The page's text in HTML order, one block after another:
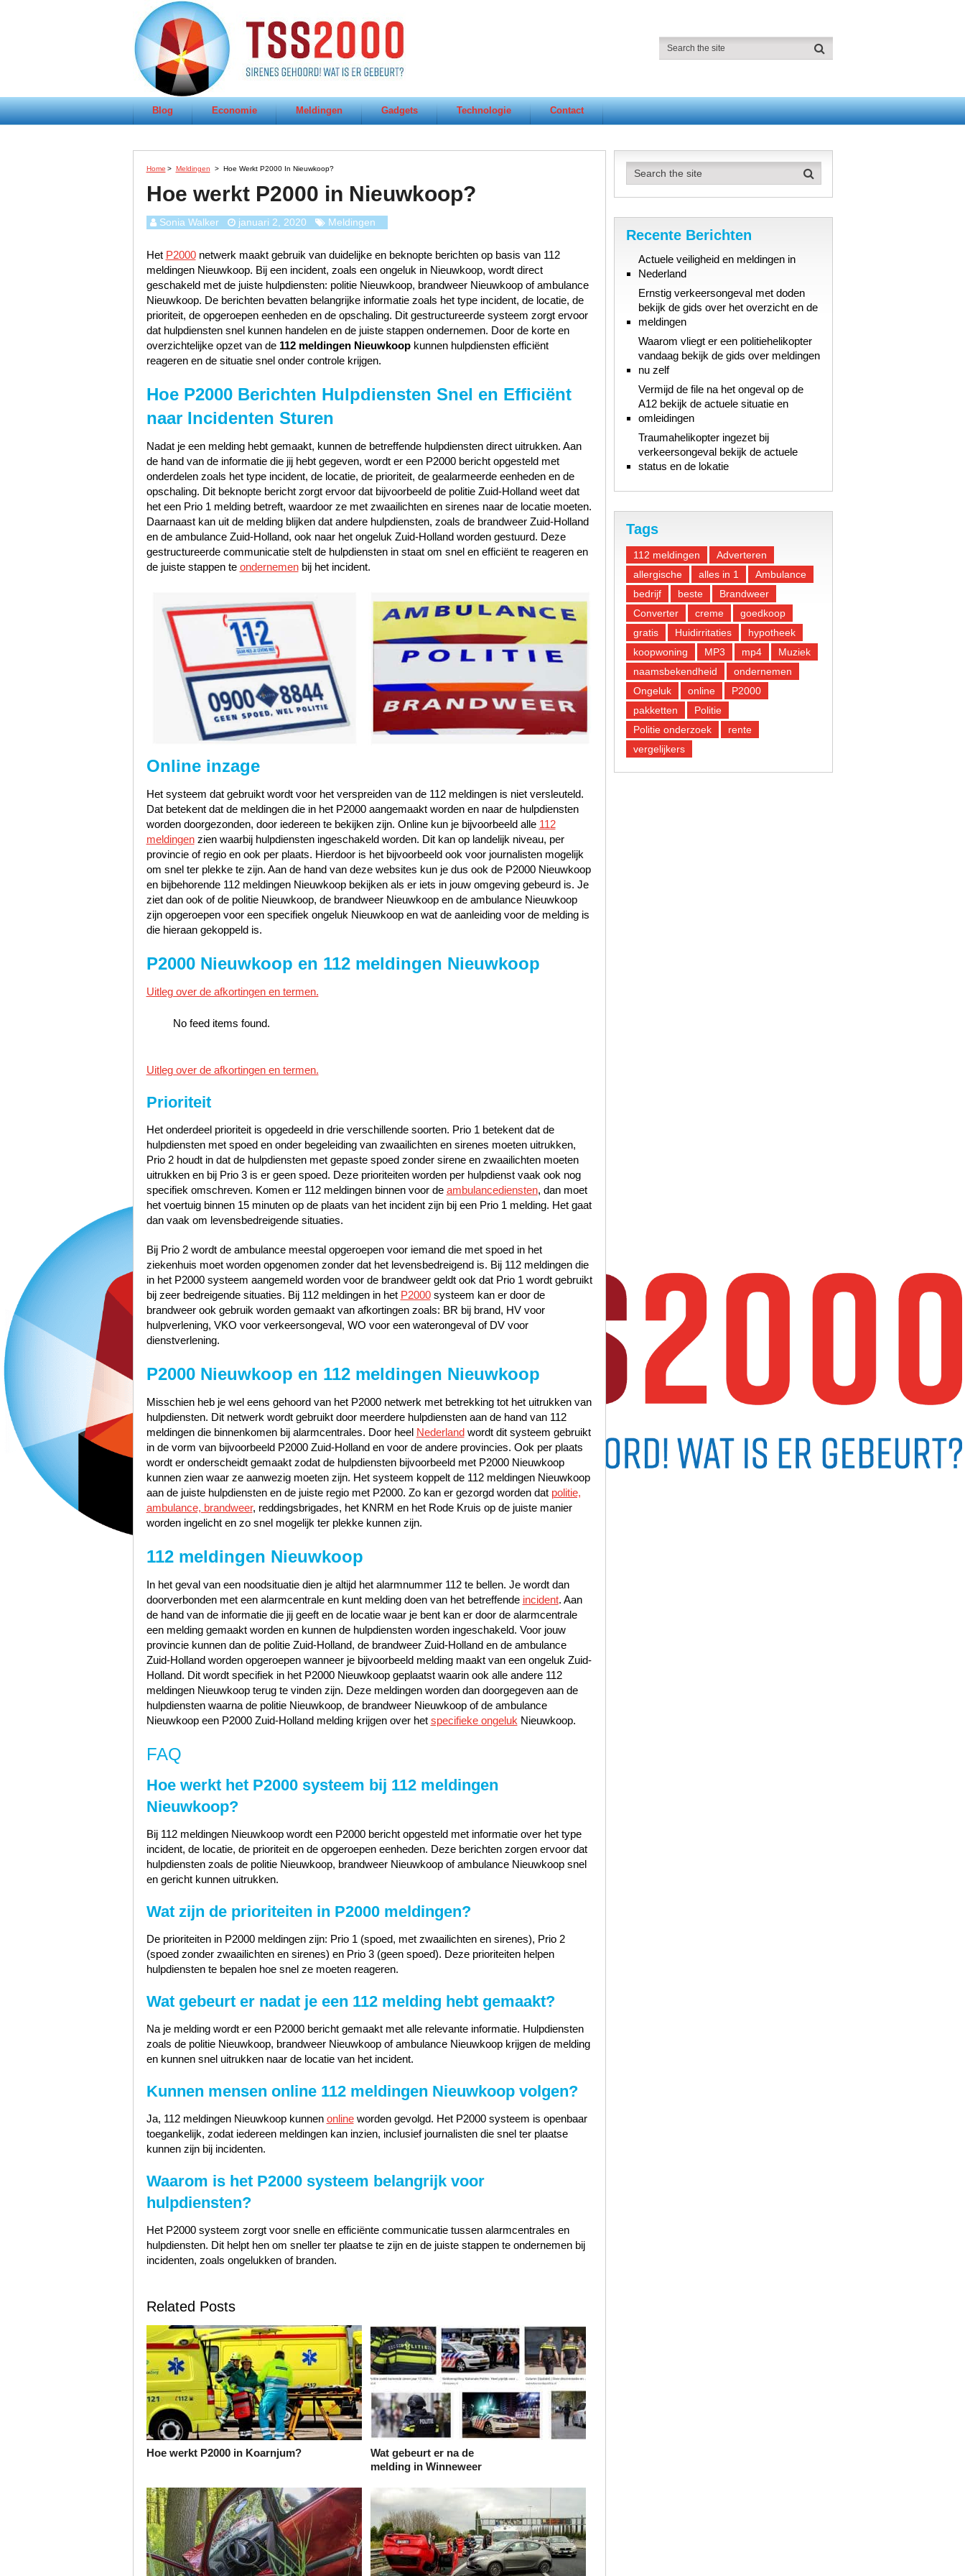
Blog Economie Meldingen Gadgets Technologie Contact
Home > Meldingen > Hoe Werkt P2000 In Nieuwkoop?
Hoe werkt P2000 in Nieuwkoop?
Sonia Walker januari 2, 2020 Meldingen
Het P2000netwerk maakt gebruik van duidelijke en beknopte berichten op basis van 112
meldingen Nieuwkoop. Bij een incident, zoals een ongeluk in Nieuwkoop, wordt direct
geschakeld met de juiste hulpdiensten: politie Nieuwkoop, brandweer Nieuwkoop of ambulance
Nieuwkoop. De berichten bevatten belangrijke informatie zoals het type incident, de locatie, de
prioriteit, de opgeroepen eenheden en de opschaling. Dit gestructureerde systeem zorgt ervoor
dat hulpdiensten snel kunnen handelen en de juiste stappen ondernemen. Door de korte en
overzichtelijke opzet van de 112 meldingen Nieuwkoopkunnen hulpdiensten efficiënt
reageren en de situatie snel onder controle krijgen.
Hoe P2000 Berichten Hulpdiensten Snel en Efficiënt
naar Incidenten Sturen
Nadat je een melding hebt gemaakt, kunnen de betreffende hulpdiensten direct uitrukken. Aan
de hand van de informatie die jij hebt gegeven, wordt er een P2000 bericht opgesteld met
onderdelen zoals het type incident, de locatie, de prioriteit, de gealarmeerde eenheden en de
opschaling. Dit beknopte bericht zorgt ervoor dat bijvoorbeeld de politie Zuid-Holland weet dat
het een Prio 1 melding betreft, waardoor ze met zwaailichten en sirenes naar de locatie moeten.
Daarnaast kan uit de melding blijken dat andere hulpdiensten, zoals de brandweer Zuid-Holland
en de ambulance Zuid-Holland, ook naar het ongeluk Zuid-Holland worden gestuurd. Deze
gestructureerde communicatie stelt de hulpdiensten in staat om snel en efficiënt te reageren en
de juiste stappen te ondernemenbij het incident.
Online inzage
Het systeem dat gebruikt wordt voor het verspreiden van de 112 meldingen is niet versleuteld.
Dat betekent dat de meldingen die in het P2000 aangemaakt worden en naar de hulpdiensten
worden doorgezonden, door iedereen te bekijken zijn. Online kun je bijvoorbeeld alle 112
meldingenzien waarbij hulpdiensten ingeschakeld worden. Dit kan op landelijk niveau, per
provincie of regio en ook per plaats. Hierdoor is het bijvoorbeeld ook voor journalisten mogelijk
om snel ter plekke te zijn. Aan de hand van deze websites kun je dus ook de P2000 Nieuwkoop
en bijbehorende 112 meldingen Nieuwkoop bekijken als er iets in jouw omgeving gebeurd is. Je
ziet dan ook of de politie Nieuwkoop, de brandweer Nieuwkoop en de ambulance Nieuwkoop
zijn opgeroepen voor een specifiek ongeluk Nieuwkoop en wat de aanleiding voor de melding is
die hieraan gekoppeld is.
P2000 Nieuwkoop en 112 meldingen Nieuwkoop
Uitleg over de afkortingen en termen.
No feed items found.
Uitleg over de afkortingen en termen.
Prioriteit
Het onderdeel prioriteit is opgedeeld in drie verschillende soorten. Prio 1 betekent dat de
hulpdiensten met spoed en onder begeleiding van zwaailichten en sirenes moeten uitrukken,
Prio 2 houdt in dat de hulpdiensten met gepaste spoed zonder sirene en zwaailichten moeten
uitrukken en bij Prio 3 is er geen spoed. Deze prioriteiten worden per hulpdienst vaak ook nog
specifiek omschreven. Komen er 112 meldingen binnen voor de ambulancediensten, dan moet
het voertuig binnen 15 minuten op de plaats van het incident zijn bij een Prio 1 melding. Het gaat
dan vaak om levensbedreigende situaties.
Bij Prio 2 wordt de ambulance meestal opgeroepen voor iemand die met spoed in het
ziekenhuis moet worden opgenomen zonder dat het levensbedreigend is. Bij 112 meldingen die
in het P2000 systeem aangemeld worden voor de brandweer geldt ook dat Prio 1 wordt gebruikt
bij zeer bedreigende situaties. Bij 112 meldingen in het P2000systeem kan er door de
brandweer ook gebruik worden gemaakt van afkortingen zoals: BR bij brand, HV voor
hulpverlening, VKO voor verkeersongeval, WO voor een waterongeval of DV voor
dienstverlening.
P2000 Nieuwkoop en 112 meldingen Nieuwkoop
Misschien heb je wel eens gehoord van het P2000 netwerk met betrekking tot het uitrukken van
hulpdiensten. Dit netwerk wordt gebruikt door meerdere hulpdiensten aan de hand van 112
meldingen die binnenkomen bij alarmcentrales. Door heel Nederlandwordt dit systeem gebruikt
in de vorm van bijvoorbeeld P2000 Zuid-Holland en voor de andere provincies. Ook per plaats
wordt er onderscheidt gemaakt zodat de hulpdiensten bijvoorbeeld met P2000 Nieuwkoop
kunnen zien waar ze aanwezig moeten zijn. Het systeem koppelt de 112 meldingen Nieuwkoop
aan de juiste hulpdiensten en de juiste regio met P2000. Zo kan er gezorgd worden dat politie,
ambulance, brandweer, reddingsbrigades, het KNRM en het Rode Kruis op de juiste manier
worden ingelicht en zo snel mogelijk ter plekke kunnen zijn.
112 meldingen Nieuwkoop
In het geval van een noodsituatie dien je altijd het alarmnummer 112 te bellen. Je wordt dan
doorverbonden met een alarmcentrale en kunt melding doen van het betreffende incident. Aan
de hand van de informatie die jij geeft en de locatie waar je bent kan er door de alarmcentrale
een melding gemaakt worden en kunnen de hulpdiensten worden ingeschakeld. Voor jouw
provincie kunnen dan de politie Zuid-Holland, de brandweer Zuid-Holland en de ambulance
Zuid-Holland worden opgeroepen wanneer je bijvoorbeeld melding maakt van een ongeluk Zuid-
Holland. Dit wordt specifiek in het P2000 Nieuwkoop geplaatst waarin ook alle andere 112
meldingen Nieuwkoop terug te vinden zijn. Deze meldingen worden dan doorgegeven aan de
hulpdiensten waarna de politie Nieuwkoop, de brandweer Nieuwkoop of de ambulance
Nieuwkoop een P2000 Zuid-Holland melding krijgen over het specifieke ongeluk Nieuwkoop.
FAQ
Hoe werkt het P2000 systeem bij 112 meldingen
Nieuwkoop?
Bij 112 meldingen Nieuwkoop wordt een P2000 bericht opgesteld met informatie over het type
incident, de locatie, de prioriteit en de opgeroepen eenheden. Deze berichten zorgen ervoor dat
hulpdiensten zoals de politie Nieuwkoop, brandweer Nieuwkoop of ambulance Nieuwkoop snel
en gericht kunnen uitrukken.
Wat zijn de prioriteiten in P2000 meldingen?
De prioriteiten in P2000 meldingen zijn: Prio 1 (spoed, met zwaailichten en sirenes), Prio 2
(spoed zonder zwaailichten en sirenes) en Prio 3 (geen spoed). Deze prioriteiten helpen
hulpdiensten te bepalen hoe snel ze moeten reageren.
Wat gebeurt er nadat je een 112 melding hebt gemaakt?
Na je melding wordt er een P2000 bericht gemaakt met alle relevante informatie. Hulpdiensten
zoals de politie Nieuwkoop, brandweer Nieuwkoop of ambulance Nieuwkoop krijgen de melding
en kunnen snel uitrukken naar de locatie van het incident.
Kunnen mensen online 112 meldingen Nieuwkoop volgen?
Ja, 112 meldingen Nieuwkoop kunnen onlineworden gevolgd. Het P2000 systeem is openbaar
toegankelijk, zodat iedereen meldingen kan inzien, inclusief journalisten die snel ter plaatse
kunnen zijn bij incidenten.
Waarom is het P2000 systeem belangrijk voor
hulpdiensten?
Het P2000 systeem zorgt voor snelle en efficiënte communicatie tussen alarmcentrales en
hulpdiensten. Dit helpt hen om sneller ter plaatse te zijn en de juiste stappen te ondernemen bij
incidenten, zoals ongelukken of branden.
Related Posts
Hoe werkt P2000 in Koarnjum?
Wat gebeurt er na de
melding in Winneweer
Recente Berichten
Actuele veiligheid en meldingen in
Nederland
Ernstig verkeersongeval met doden
bekijk de gids over het overzicht en de
meldingen
Waarom vliegt er een politiehelikopter
vandaag bekijk de gids over meldingen
nu zelf
Vermijd de file na het ongeval op de
A12 bekijk de actuele situatie en
omleidingen
Traumahelikopter ingezet bij
verkeersongeval bekijk de actuele
status en de lokatie
Tags
112 meldingen
Adverteren
allergische
alles in 1
Ambulance
bedrijf
beste
Brandweer
Converter
creme
goedkoop
gratis
Huidirritaties
hypotheek
koopwoning
MP3 mp4
Muziek
naamsbekendheid
ondernemen
Ongeluk
online
P2000
pakketten
Politie
Politie onderzoek
rente
vergelijkers